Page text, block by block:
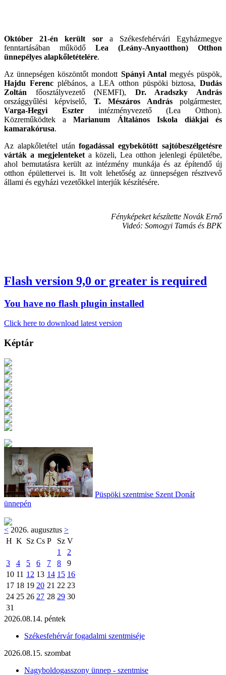
Október 21-én került sora Székesfehérvári Egyházmegye
fenntartásában működő Lea (Leány-Anyaotthon) Otthon
ünnepélyes alapkőletételére.
Az ünnepségen köszöntőt mondott Spányi Antalmegyés püspök,
Hajdu Ferencplébános, a LEA otthon püspöki biztosa, Dudás
Zoltán főosztályvezető (NEMFI), Dr. Aradszky András
országgyűlési képviselő, T. Mészáros András polgármester,
Varga-Hegyi Eszterintézményvezető (Lea Otthon).
Közreműködtek aMarianum Általános Iskola diákjai és
kamarakórusa.
Az alapkőletétel utánfogadással egybekötött sajtóbeszélgetésre
várták a megjelenteket a közeli, Lea otthon jelenlegi épületébe,
ahol bemutatásra került az intézmény munkája és az építendő új
otthon épülettervei is. Itt volt lehetőség az ünnepségen résztvevő
állami és egyházi vezetőkkel interjúk készítésére.
Fényképeket készítette Novák Ernő
Videó: Somogyi Tamás és BPK
Flash version 9,0 or greater is required
You have no flash plugin installed
Click here to download latest version
Képtár
Püspöki szentmise Szent Donát
ünnepén
< 2026. augusztus >
H K Sz Cs P Sz V
1
2
3
4 5 6 7 8
9
10 11 12 13 14 15 16
17 18 19 20 21 22 23
24 25 26 27 28 29 30
31
2026.08.14. péntek
Székesfehérvár fogadalmi szentmiséje
2026.08.15. szombat
Nagyboldogasszony ünnep - szentmise